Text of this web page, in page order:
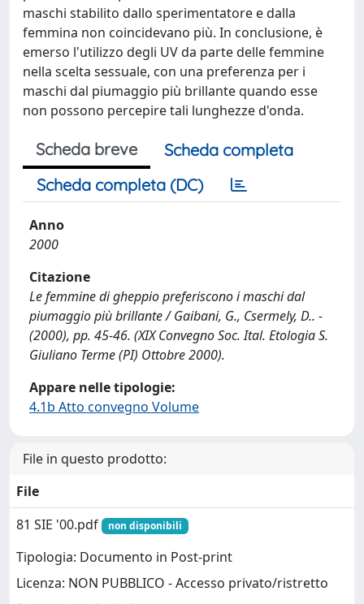
maschi stabilito dallo sperimentatore e dalla
femmina non coincidevano più. In conclusione, è
emerso l'utilizzo degli UV da parte delle femmine
nella scelta sessuale, con una preferenza per i
maschi dal piumaggio più brillante quando esse
non possono percepire tali lunghezze d'onda.
Scheda breve
Scheda completa
Scheda completa (DC)
Anno
2000
Citazione
Le femmine di gheppio preferiscono i maschi dal
piumaggio più brillante / Gaibani, G., Csermely, D.. -
(2000), pp. 45-46. (XIX Convegno Soc. Ital. Etologia S.
Giuliano Terme (PI) Ottobre 2000).
Appare nelle tipologie:
4.1b Atto convegno Volume
File in questo prodotto:
File
81 SIE '00.pdf
non disponibili
Tipologia: Documento in Post-print
Licenza: NON PUBBLICO - Accesso privato/ristretto